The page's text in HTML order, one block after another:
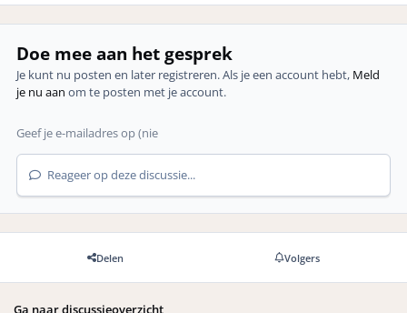
Doe mee aan het gesprek
Je kunt nu posten en later registreren. Als je een account hebt, Meld
je nu aan om te posten met je account.
Reageer op deze discussie...
Delen Volgers
Ga naar discussieoverzicht